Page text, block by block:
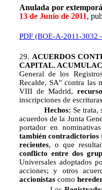
Anulada por
13 de Junio de 2011,
PDF (BOE-A-2011-3032
29. ACUERDOS
CAPITAL.
General de los
Recalde, SA" contra las
VIII de Madrid,
inscripciones de
Hechos: Se trata,
acuerdos de la Junta
portador en
también contradictorios
recientes, o que
conflicto entre dos
Universales adoptados
acciones; y otros
accionistas como